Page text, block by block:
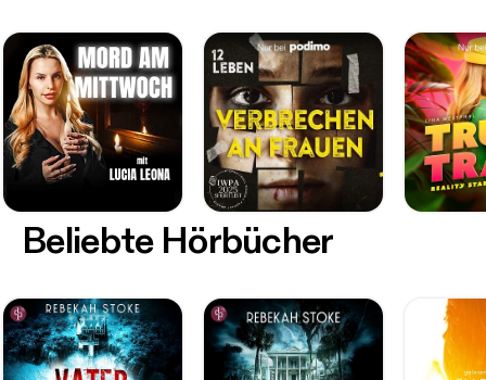
Beliebte Hörbücher